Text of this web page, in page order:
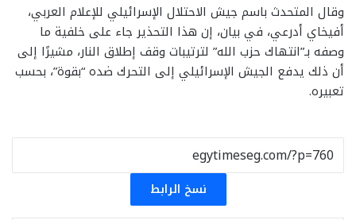
وقال المتحدث باسم جيش الاحتلال الإسرائيلي للإعلام العربي،
أفيخاي أدرعي، في بيان، إن هذا التحذير جاء على خلفية ما
وصفه بـ”انتهاك حزب الله” لترتيبات وقف إطلاق النار، مشيرًا إلى
أن ذلك يدفع الجيش الإسرائيلي إلى التحرك ضده “بقوة”، بحسب
تعبيره.
نسخ الرابط